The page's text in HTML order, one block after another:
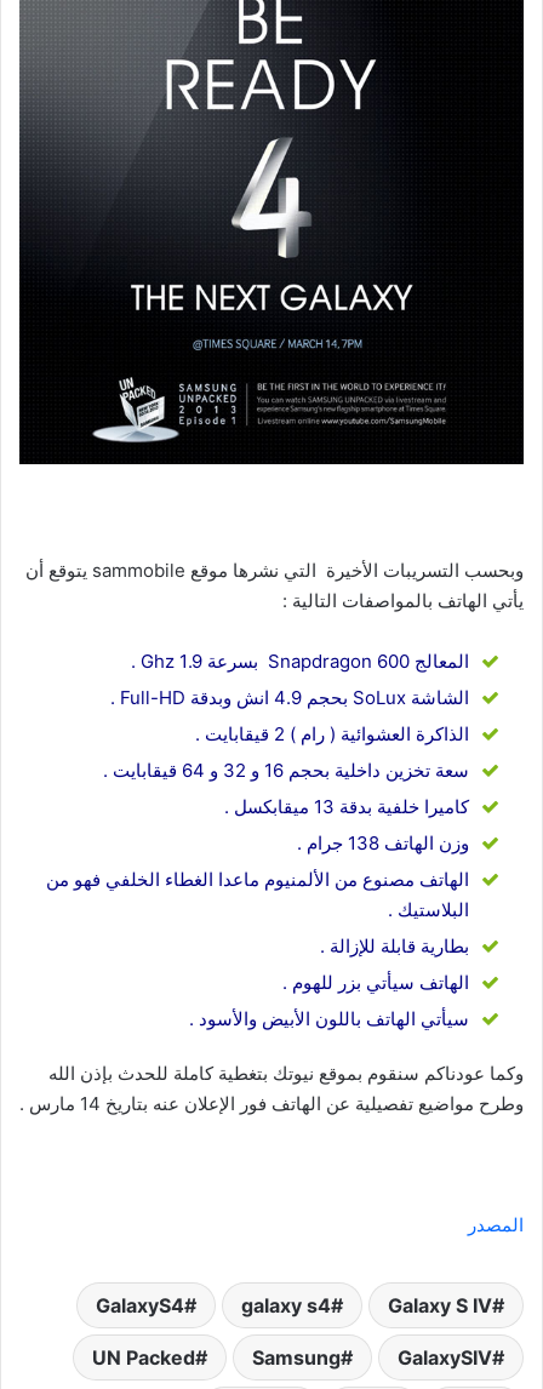
وبحسب التسريبات الأخيرة التي نشرها موقع sammobile يتوقع أن
يأتي الهاتف بالمواصفات التالية :
المعالج Snapdragon 600 بسرعة 1.9 Ghz .
الشاشة SoLux بحجم 4.9 انش وبدقة Full-HD .
الذاكرة العشوائية ( رام ) 2 قيقابايت .
سعة تخزين داخلية بحجم 16 و 32 و 64 قيقابايت .
كاميرا خلفية بدقة 13 ميقابكسل .
وزن الهاتف 138 جرام .
الهاتف مصنوع من الألمنيوم ماعدا الغطاء الخلفي فهو من
البلاستيك .
بطارية قابلة للإزالة .
الهاتف سيأتي بزر للهوم .
سيأتي الهاتف باللون الأبيض والأسود .
وكما عودناكم سنقوم بموقع نيوتك بتغطية كاملة للحدث بإذن الله
وطرح مواضيع تفصيلية عن الهاتف فور الإعلان عنه بتاريخ 14 مارس .
المصدر
Galaxy S IV
galaxy s4
GalaxyS4
GalaxySIV
Samsung
UN Packed